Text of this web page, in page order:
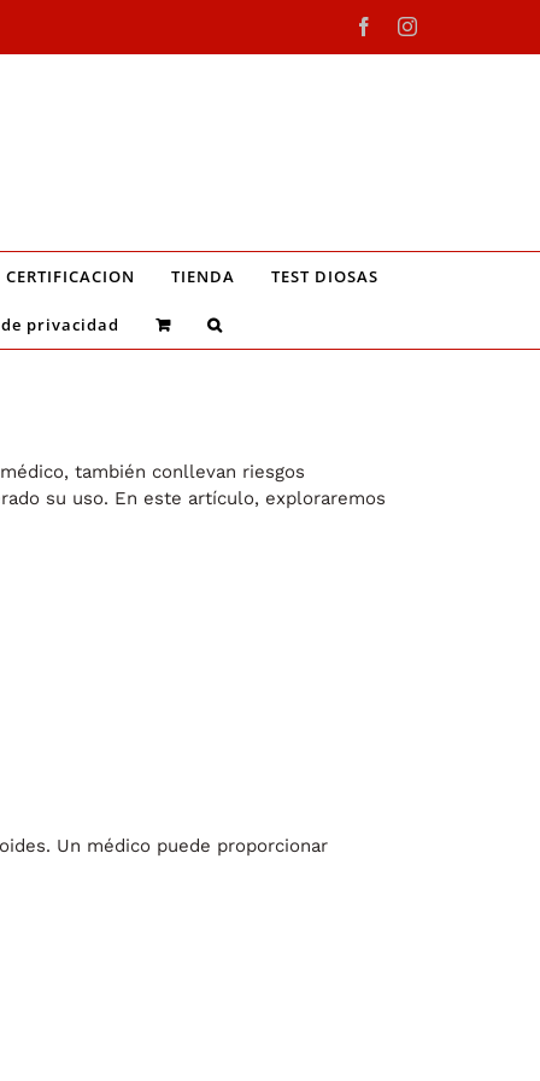
FacebookInstagram
CERTIFICACION TIENDA TEST DIOSAS
privacidad
también conllevan riesgos
su uso. En este artículo, exploraremos
Un médico puede proporcionar